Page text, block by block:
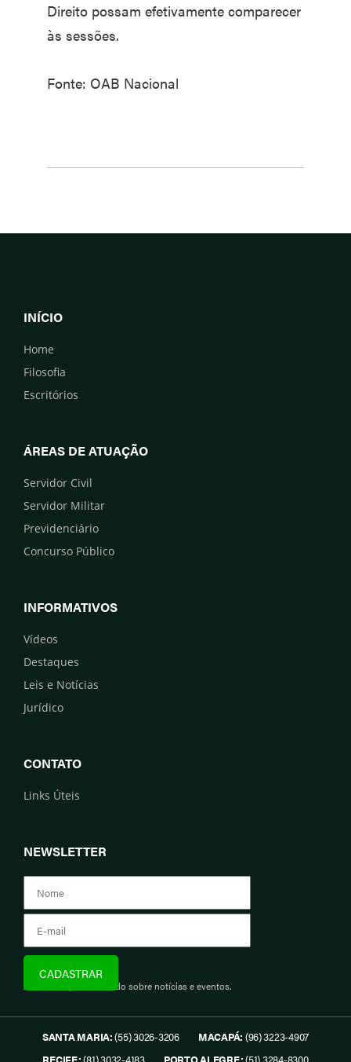
Direito possam efetivamente comparecer
às sessões.
Fonte: OAB Nacional
INÍCIO
Home
Filosofia
Escritórios
ÁREAS DE ATUAÇÃO
Servidor Civil
Servidor Militar
Previdenciário
Concurso Público
INFORMATIVOS
Vídeos
Destaques
Leis e Notícias
Jurídico
CONTATO
Links Úteis
NEWSLETTER
Assine e fique informado sobre notícias e eventos.
SANTA MARIA:(55) 3026-3206 MACAPÁ: (96) 3223-4907